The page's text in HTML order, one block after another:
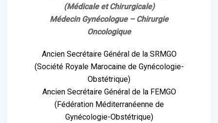
(Médicale et Chirurgicale)
Médecin Gynécologue – Chirurgie
Oncologique
Ancien Secrétaire Général de la SRMGO
(Société Royale Marocaine de Gynécologie-
Obstétrique)
Ancien Secrétaire Général de la FEMGO
(Fédération Méditerranéenne de
Gynécologie-Obstétrique)